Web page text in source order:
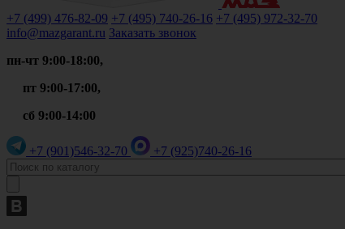
+7 (499) 476-82-09 +7 (495) 740-26-16 +7 (495) 972-32-70
info@mazgarant.ru Заказать звонок
пн-чт 9:00-18:00,
пт 9:00-17:00,
сб 9:00-14:00
+7 (901)546-32-70 +7 (925)740-26-16